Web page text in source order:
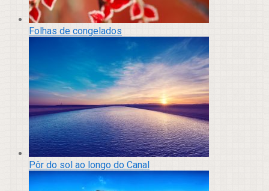
Folhas de congelados
Pôr do sol ao longo do Canal